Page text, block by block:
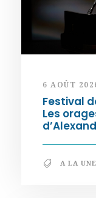
6 AOÛT
Festival
Les
A LA UNE